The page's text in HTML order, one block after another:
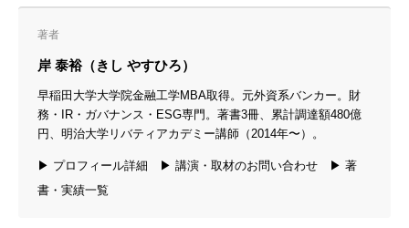
著者
岸 泰裕（きし やすひろ）
早稲田大学大学院金融工学MBA取得。元外資系バンカー。財
務・IR・ガバナンス・ESG専門。著書3冊、累計調達額480億
円、明治大学リバティアカデミー講師（2014年〜）。
▶ プロフィール詳細 ▶ 講演・取材のお問い合わせ
▶ 著
書・実績一覧